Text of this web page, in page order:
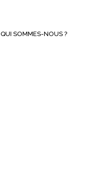
QUI SOMMES-NOUS ?